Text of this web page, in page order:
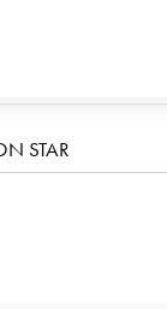
STAR